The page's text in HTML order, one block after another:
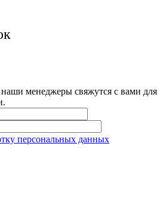
менеджеры свяжутся с вами для
персональных данных